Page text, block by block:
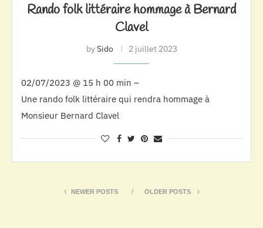
Rando folk littéraire hommage à Bernard
Clavel
bySido 2 juillet 2023
02/07/2023 @ 15 h 00 min –
Une rando folk littéraire qui rendra hommage à
Monsieur Bernard Clavel
NEWER POSTS OLDER POSTS